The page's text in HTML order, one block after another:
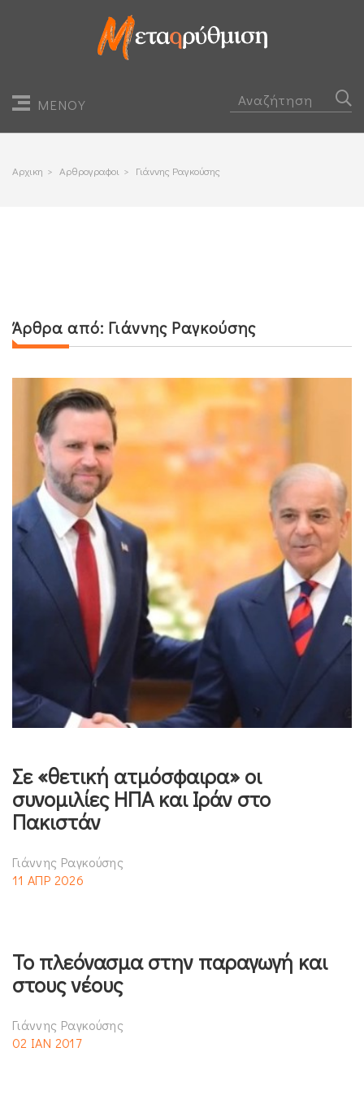
ΜΕΝΟΥ
Αρχικη > Αρθρογραφοι > Γιάννης Ραγκούσης
Άρθρα από: Γιάννης Ραγκούσης
Σε «θετική ατμόσφαιρα» οι
συνομιλίες ΗΠΑ και Ιράν στο
Πακιστάν
Γιάννης Ραγκούσης
11 ΑΠΡ 2026
Το πλεόνασμα στην παραγωγή και
στους νέους
Γιάννης Ραγκούσης
02 ΙΑΝ 2017